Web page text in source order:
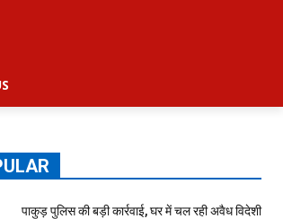
पाकुड़ पुलिस की बड़ी कार्रवाई, घर में चल रही अवैध विदेशी